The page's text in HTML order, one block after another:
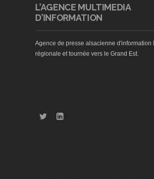
L’AGENCE MULTIMEDIA
D’INFORMATION
Agence de presse alsacienne d'information
régionale et tournée vers le Grand Est.